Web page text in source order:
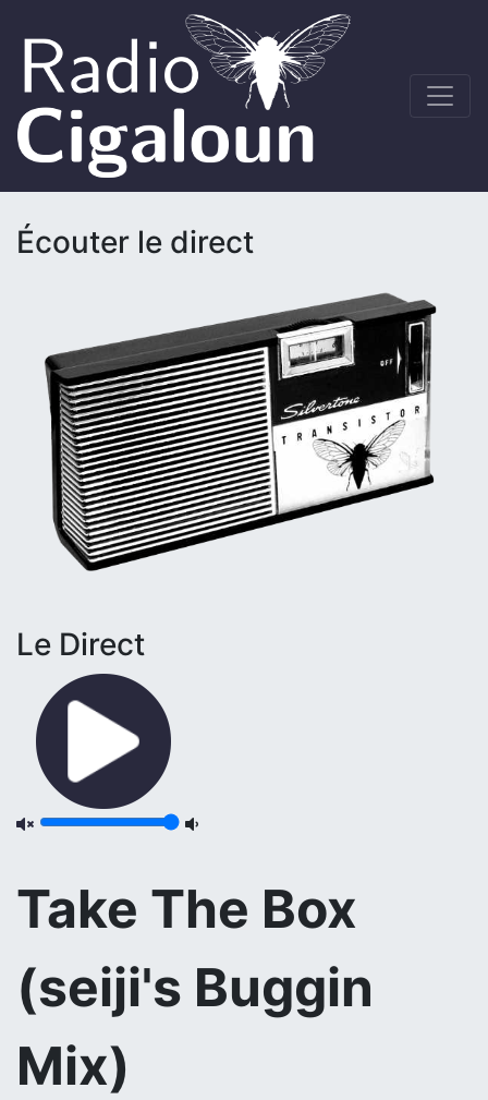
Écouter le direct
Le Direct
Take The Box
(seiji's Buggin
Mix)